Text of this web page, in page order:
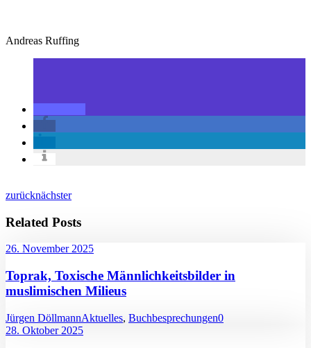
Andreas Ruffing
zurücknächster
Related Posts
26. November 2025
Toprak, Toxische Männlichkeitsbilder in
muslimischen Milieus
Jürgen DöllmannAktuelles, Buchbesprechungen0
28. Oktober 2025